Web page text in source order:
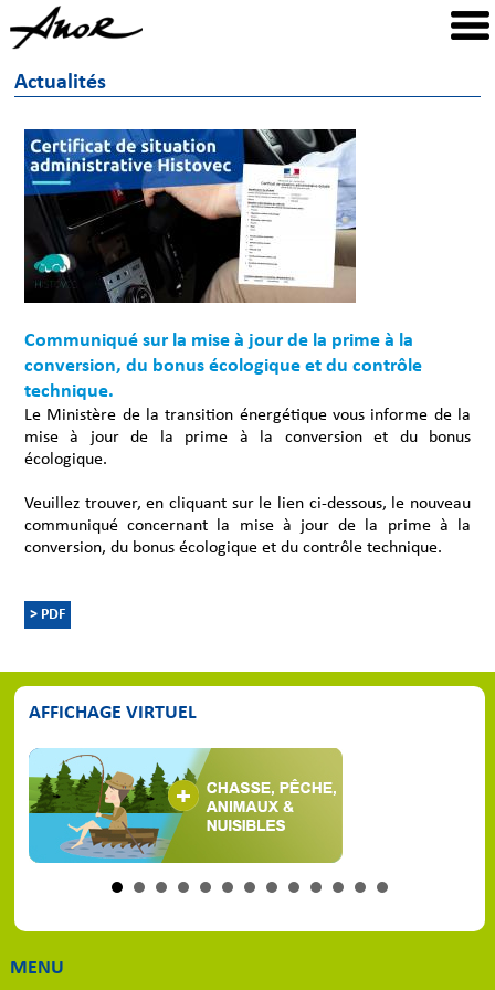
Actualités
Communiqué sur la mise à jour de la prime à la
conversion, du bonus écologique et du contrôle
technique.
Le Ministère de la transition énergétique vous informe de la
mise à jour de la prime à la conversion et du bonus
écologique.
Veuillez trouver, en cliquant sur le lien ci-dessous, le nouveau
communiqué concernant la mise à jour de la prime à la
conversion, du bonus écologique et du contrôle technique.
> PDF
AFFICHAGE VIRTUEL
MENU